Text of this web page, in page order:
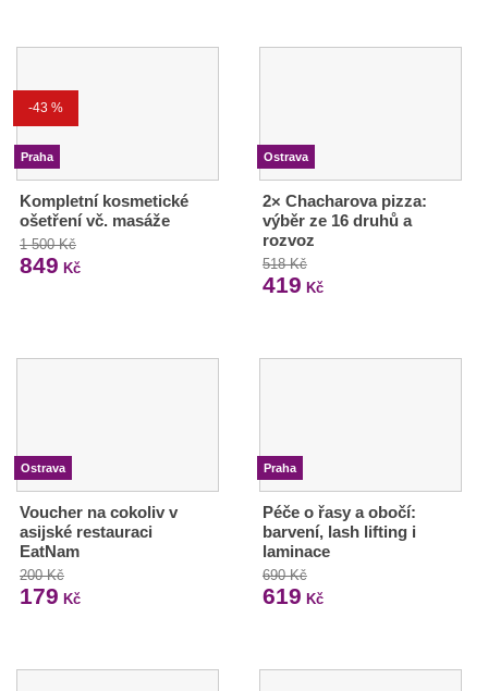
-43 %
Praha
Kompletní kosmetické
ošetření vč. masáže
1 500 Kč
849 Kč
Ostrava
2× Chacharova pizza:
výběr ze 16 druhů a
rozvoz
518 Kč
419 Kč
Ostrava
Voucher na cokoliv v
asijské restauraci
EatNam
200 Kč
179 Kč
Praha
Péče o řasy a obočí:
barvení, lash lifting i
laminace
690 Kč
619 Kč